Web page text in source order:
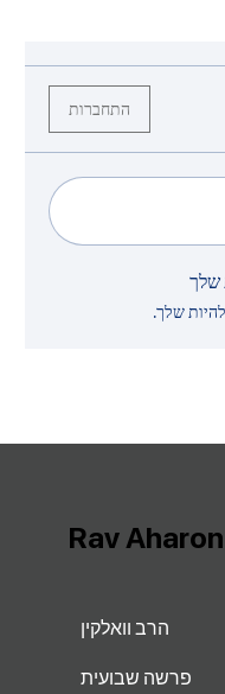
התחברות
שלך
שלך.
הרב וואלקין
פרשה שבועית
Rav